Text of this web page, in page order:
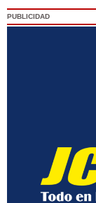
PUBLICIDAD